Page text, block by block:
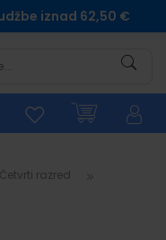
iznad 62,50 €
Četvrti razred